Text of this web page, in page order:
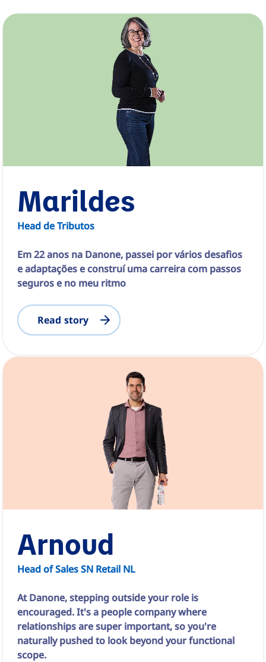
Arnoud
Head of Sales SN Retail NL
At Danone, stepping outside your role is
encouraged. It's a people company where
relationships are super important, so you're
naturally pushed to look beyond your functional
scope.
Marildes
Head de Tributos
Em 22 anos na Danone, passei por vários desafios
e adaptações e construí uma carreira com passos
seguros e no meu ritmo
Read story